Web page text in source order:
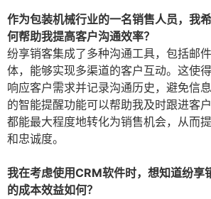
作为包装机械行业的一名销售人员，我
何帮助我提高客户沟通效率？
纷享销客集成了多种沟通工具，包括邮
体，能够实现多渠道的客户互动。这使
响应客户需求并记录沟通历史，避免信
的智能提醒功能可以帮助我及时跟进客
都能最大程度地转化为销售机会，从而
和忠诚度。
我在考虑使用CRM软件时，想知道纷享
的成本效益如何？